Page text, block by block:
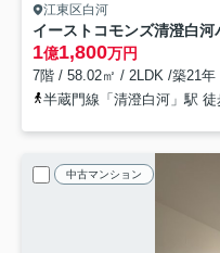
江東区白河
イーストコモンズ清澄白河
1億1,800万円
7階 / 58.02㎡ / 2LDK /築21年
半蔵門線「清澄白河」駅 徒
中古マンション